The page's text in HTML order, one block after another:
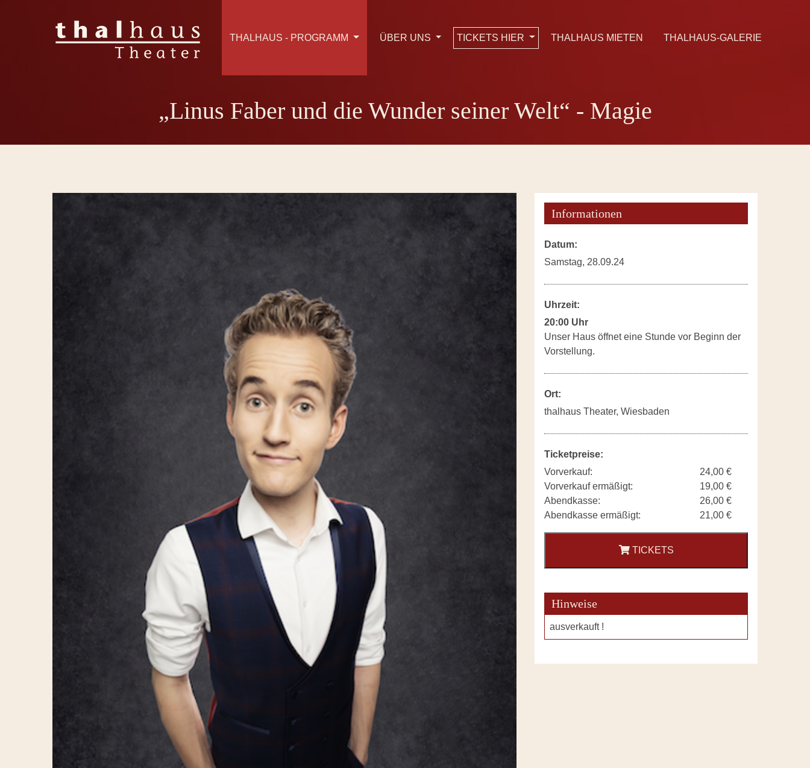
THALHAUS - PROGRAMM ÜBER UNS TICKETS HIER THALHAUS MIETEN THALHAUS-GALERIE
„Linus Faber und die Wunder seiner Welt“ - Magie
Informationen
Datum:
Samstag, 28.09.24
Uhrzeit:
20:00 Uhr
Unser Haus öffnet eine Stunde vor Beginn der
Vorstellung.
Ort:
thalhaus Theater, Wiesbaden
Ticketpreise:
Vorverkauf:
24,00 €
Vorverkauf ermäßigt:
19,00 €
Abendkasse:
26,00 €
Abendkasse ermäßigt:
21,00 €
TICKETS
Hinweise
ausverkauft !